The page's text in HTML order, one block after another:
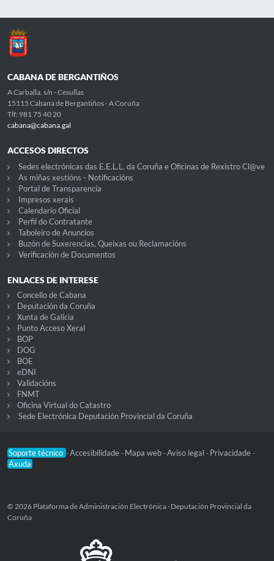
CABANA DE BERGANTIÑOS
A Carballa, s/n - Cesullas
15115 Cabana de Bergantiños - A Coruña
Tlf: 981 75 40 20
cabana@cabana.gal
ACCESOS DIRECTOS
Sedes electrónicas das E.E.L.L. da Coruña e Oficinas de Rexistro Cl@ve
As miñas xestións - Notificacións
Portal de Transparencia
Impresos xerais
Calendario Oficial
Perfil do Contratante
Taboleiro de Anuncios
Buzón de Suxerencias, Queixas ou Reclamacións
Verificación de Documentos
ENLACES DE INTERESE
Concello de Cabana
Deputación da Coruña
Xunta de Galicia
Punto Acceso Xeral
BOP
DOG
BOE
eDNI
Validacións
FNMT
Oficina Virtual do Catastro
Sede Electrónica Deputación Provincial da Coruña
Soporte técnico -Accesibilidade - Mapa web -Aviso legal - Privacidade -
Axuda
© 2026 Plataforma de Administración Electrónica · Deputación Provincial da
Coruña